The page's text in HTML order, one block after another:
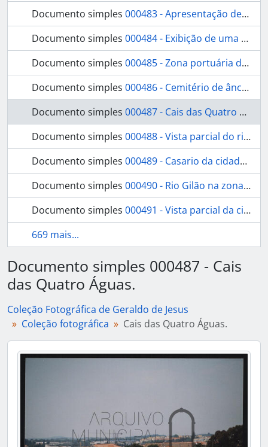
Documento simples 000483 - Apresentação de um peixe.
Documento simples 000484 - Exibição de uma mesa de troféus.
Documento simples 000485 - Zona portuária de Tavira .
Documento simples 000486 - Cemitério de âncoras.
Documento simples 000487 - Cais das Quatro Águas.
Documento simples 000488 - Vista parcial do rio Gilão e da cidade.
Documento simples 000489 - Casario da cidade de Tavira.
Documento simples 000490 - Rio Gilão na zona portuária da cidade.
Documento simples 000491 - Vista parcial da cidade junto ao rio.
669 mais...
Documento simples 000487 - Cais
das Quatro Águas.
Coleção Fotográfica de Geraldo de Jesus
Coleção fotográfica
Cais das Quatro Águas.